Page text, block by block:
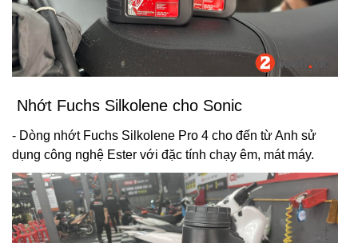
Nhớt Fuchs Silkolene cho Sonic
- Dòng nhớt Fuchs Silkolene Pro 4 cho đến từ Anh sử
dụng công nghệ Ester với đặc tính chạy êm, mát máy.